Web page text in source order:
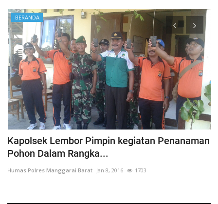
BERANDA
Kapolsek Lembor Pimpin kegiatan Penanaman
Pohon Dalam Rangka...
Humas Polres Manggarai Barat Jan 8, 2016 1703